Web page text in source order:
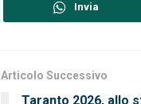
Invia
Articolo Successivo
Taranto 2026, allo